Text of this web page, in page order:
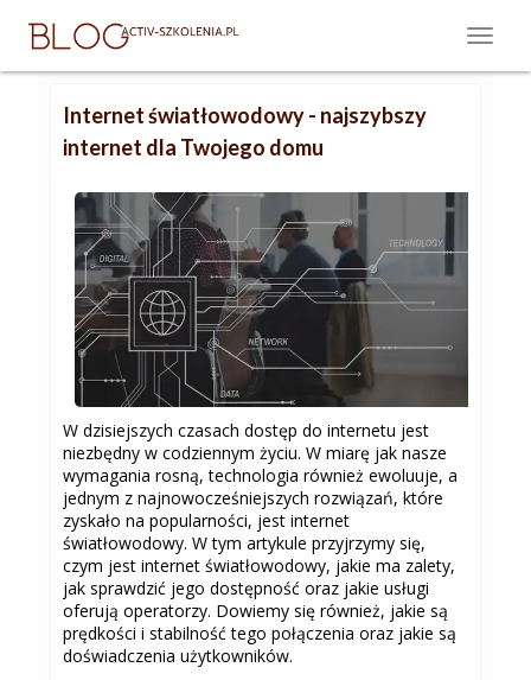
Internet światłowodowy - najszybszy
internet dla Twojego domu
W dzisiejszych czasach dostęp do internetu jest
niezbędny w codziennym życiu. W miarę jak nasze
wymagania rosną, technologia również ewoluuje, a
jednym z najnowocześniejszych rozwiązań, które
zyskało na popularności, jest internet
światłowodowy. W tym artykule przyjrzymy się,
czym jest internet światłowodowy, jakie ma zalety,
jak sprawdzić jego dostępność oraz jakie usługi
oferują operatorzy. Dowiemy się również, jakie są
prędkości i stabilność tego połączenia oraz jakie są
doświadczenia użytkowników.